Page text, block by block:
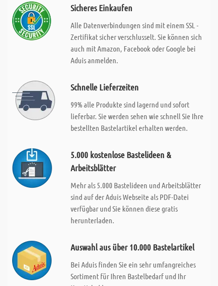
Sicheres Einkaufen
Alle Datenverbindungen sind mit einem SSL -
Zertifikat sicher verschlusselt. Sie können sich
auch mit Amazon, Facebook oder Google bei
Aduis anmelden.
Schnelle Lieferzeiten
99% alle Produkte sind lagernd und sofort
lieferbar. Sie werden sehen wie schnell Sie Ihre
bestellten Bastelartikel erhalten werden.
5.000 kostenlose Bastelideen &
Arbeitsblätter
Mehr als 5.000 Bastelideen und Arbeitsblätter
sind auf der Aduis Webseite als PDF-Datei
verfügbar und Sie können diese gratis
herunterladen.
Auswahl aus über 10.000 Bastelartikel
Bei Aduis finden Sie ein sehr umfangreiches
Sortiment für Ihren Bastelbedarf und Ihr